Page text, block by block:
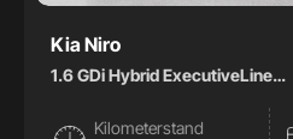
Kia Niro
1.6 GDi Hybrid ExecutiveLine
Kilometerstand